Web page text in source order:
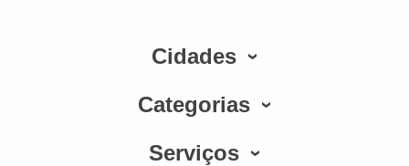
Cidades
Categorias
Serviços